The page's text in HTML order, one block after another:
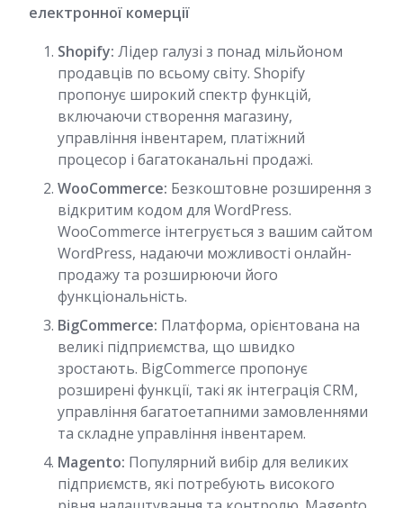
електронної комерції
Shopify: Лідер галузі з понад мільйоном
продавців по всьому світу. Shopify
пропонує широкий спектр функцій,
включаючи створення магазину,
управління інвентарем, платіжний
процесор і багатоканальні продажі.
WooCommerce: Безкоштовне розширення з
відкритим кодом для WordPress.
WooCommerce інтегрується з вашим сайтом
WordPress, надаючи можливості онлайн-
продажу та розширюючи його
функціональність.
BigCommerce: Платформа, орієнтована на
великі підприємства, що швидко
зростають. BigCommerce пропонує
розширені функції, такі як інтеграція CRM,
управління багатоетапними замовленнями
та складне управління інвентарем.
Magento: Популярний вибір для великих
підприємств, які потребують високого